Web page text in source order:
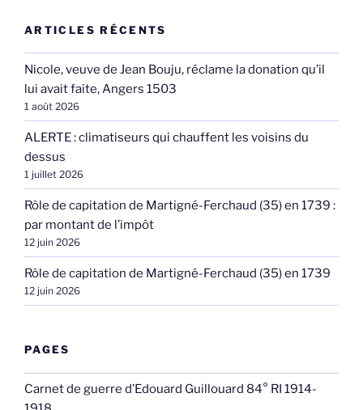
ARTICLES RÉCENTS
Nicole, veuve de Jean Bouju, réclame la donation qu’il
lui avait faite, Angers 1503
1 août 2026
ALERTE : climatiseurs qui chauffent les voisins du
dessus
1 juillet 2026
Rôle de capitation de Martigné-Ferchaud (35) en 1739 :
par montant de l’impôt
12 juin 2026
Rôle de capitation de Martigné-Ferchaud (35) en 1739
12 juin 2026
PAGES
Carnet de guerre d’Edouard Guillouard 84° RI 1914-